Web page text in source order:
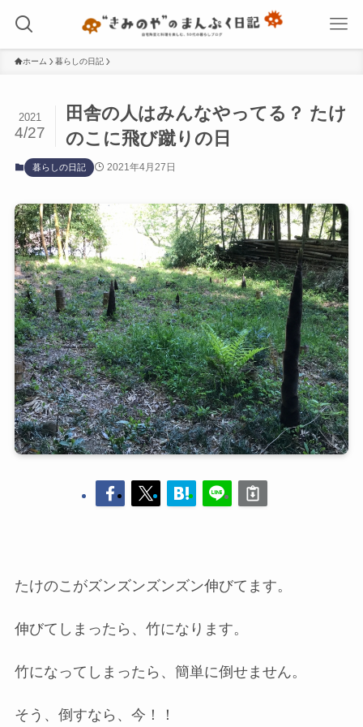
ホーム 暮らしの日記
田舎の人はみんなやってる？ たけ
のこに飛び蹴りの日
2021
4/27
暮らしの日記 2021年4月27日
たけのこがズンズンズンズン伸びてます。
伸びてしまったら、竹になります。
竹になってしまったら、簡単に倒せません。
そう、倒すなら、今！！